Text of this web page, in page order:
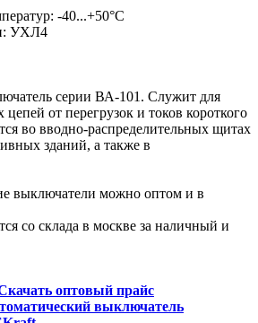
-40...+50°С
УХЛ4
серии ВА-101. Служит для
от перегрузок и токов короткого
во вводно-распределительных щитах
зданий, а также в
выключатели можно оптом и в
со склада в москве за наличный и
оптовый прайс
выключатель